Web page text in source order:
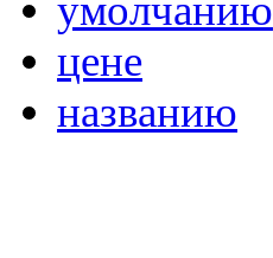
умолчанию
цене
названию